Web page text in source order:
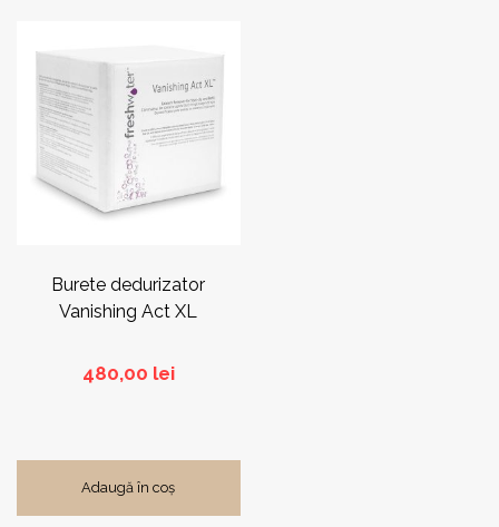
Burete dedurizator
Vanishing Act XL
480,00 lei
Adaugă în coș